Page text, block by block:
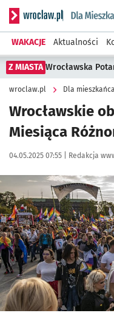
Serwis informacyjny
WAKACJE Aktualności
Z MIASTA Wrocławska
wroclaw.pl Dla mieszkańca
Wrocławskie
Miesiąca
Data publikacji:
04.05.2025 07:55 | Autor:
Redakcja
Kliknij, aby powiększyć